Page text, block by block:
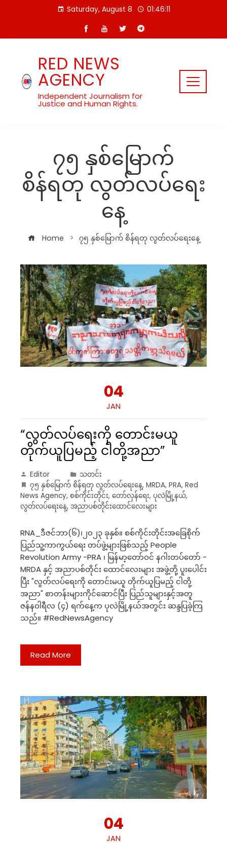
Saturday, August 8 01:46:12
RED NEWS
AGENCY
Independent Journalism for
Justice and Human Rights.
၇၅ နှစ်မြောက်
စိန်ရတု လွတ်လပ်ရေး
နေ့
Home ၇၅ နှစ်မြောက် စိန်ရတု လွတ်လပ်ရေးနေ့
04
JAN
“လွတ်လပ်ရေးကို တောင်းမယူ
တိုက်ယူပြမည့် ငါတို့အညာ”
Editor
သတင်း
၇၅ နှစ်မြောက် စိန်ရတု လွတ်လပ်ရေးနေ့, MRDA, PRA, Red
News Agency, စစ်ကိုင်းတိုင်း, တော်လှန်ရေး, ပုလဲမြို့နယ်,
လွတ်လပ်ရေးနေ့, အညာပစ်တိုင်းထောင်လေးများ
RNA_ဒီဇင်ဘာ(၆)၊၂၀၂၃ ခုနှစ်။ စစ်ကိုင်းတိုင်းအခြေစိုက်
ပြည်သူ့ကာကွယ်ရေး တပ်ဖွဲ့များဖြစ်သည့် People
Revolution Army -PRA ၊ မြန်မာ့တော်ဝင် နဂါးတပ်တော် -
MRDA နှင့် အညာပစ်တိုင်း ထောင်လေးများ အဖွဲ့တို့ ပူးပေါင်း
ပြီး "လွတ်လပ်ရေးကို တောင်းမယူ တိုက်ယူပြမည့် ငါတို့
အညာ" စာတန်းများကိုင်ဆောင်ပြီး ပြည်သူများနှင့်အတူ
ဇန်နဝါရီလ (၄) ရက်နေ့က ပုလဲမြို့နယ်အတွင်း ဆန္ဒပြခဲ့ကြ
သည်။ #RedNewsAgency
Read More
04
JAN